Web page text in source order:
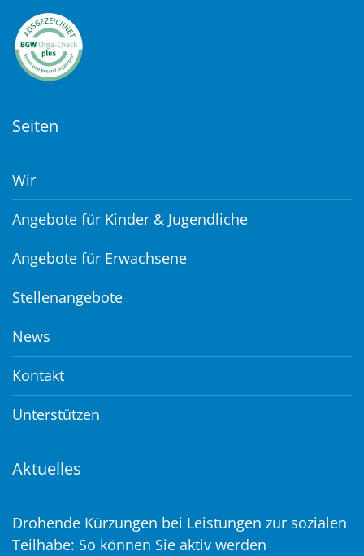
Seiten
Wir
Angebote für Kinder & Jugendliche
Angebote für Erwachsene
Stellenangebote
News
Kontakt
Unterstützen
Aktuelles
Drohende Kürzungen bei Leistungen zur sozialen
Teilhabe: So können Sie aktiv werden